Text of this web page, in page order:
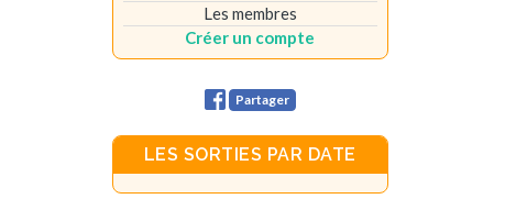
Les membres
Créer un compte
Partager
LES SORTIES PAR DATE